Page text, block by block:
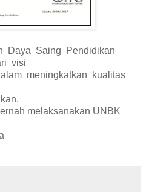
Daya Saing Pendidikan
visi
meningkatkan kualitas
melaksanakan UNBK